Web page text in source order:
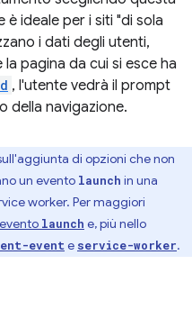
ideale per i siti "di sola
i dati degli utenti,
la pagina da cui si esce ha
, l'utente vedrà il prompt
della navigazione.
di opzioni che non
un evento launch in una
worker. Per maggiori
launch e, più nello
event e service-worker.